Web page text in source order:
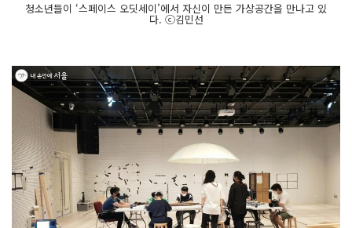
청소년들이 ‘스페이스 오딧세이’에서 자신이 만든 가상공간을 만나고 있
다. ⓒ김민선